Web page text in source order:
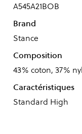
A545A21BOB
Brand
Stance
Composition
43% coton, 37%
Caractéristiques
Standard High